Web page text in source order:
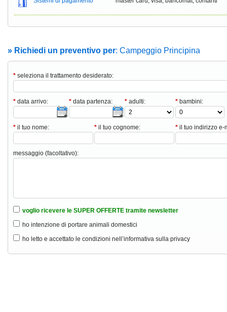
» Richiedi un preventivo per: Campeggio Principina
* seleziona il trattamento desiderato:
* data arrivo: * data partenza: * adulti: * bambini:
* il tuo nome: * il tuo cognome: * il tuo indirizzo e-
messaggio (facoltativo):
voglio ricevere le SUPER OFFERTE tramite newsletter
ho intenzione di portare animali domestici
ho letto e accettato le condizioni nell’informativa sulla privacy